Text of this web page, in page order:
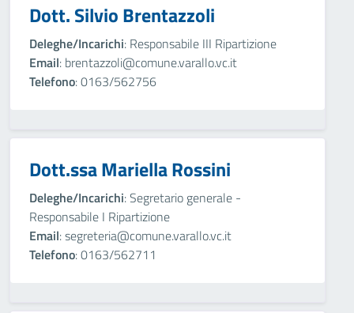
Dott. Silvio Brentazzoli
Deleghe/Incarichi: Responsabile III Ripartizione
Email: brentazzoli@comune.varallo.vc.it
Telefono: 0163/562756
Dott.ssa Mariella Rossini
Deleghe/Incarichi: Segretario generale -
Responsabile I Ripartizione
Email: segreteria@comune.varallo.vc.it
Telefono: 0163/562711